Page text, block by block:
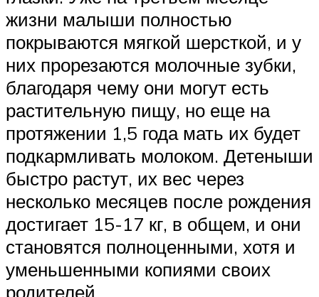
жизни малыши полностью
покрываются мягкой шерсткой, и у
них прорезаются молочные зубки,
благодаря чему они могут есть
растительную пищу, но еще на
протяжении 1,5 года мать их будет
подкармливать молоком. Детеныши
быстро растут, их вес через
несколько месяцев после рождения
достигает 15-17 кг, в общем, и они
становятся полноценными, хотя и
уменьшенными копиями своих
родителей.